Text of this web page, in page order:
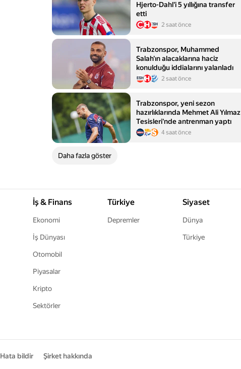
Hjerto-Dahl'i 5 yıllığına transfer
etti
2 saat önce
Trabzonspor, Muhammed
Salah'ın alacaklarına haciz
konulduğu iddialarını yalanladı
2 saat önce
Trabzonspor, yeni sezon
hazırlıklarında Mehmet Ali Yılmaz
Tesisleri'nde antrenman yaptı
4 saat önce
Daha fazla göster
İş & Finans
Ekonomi
İş Dünyası
Otomobil
Piyasalar
Kripto
Sektörler
Türkiye
Depremler
Siyaset
Dünya
Türkiye
Hata bildir Şirket hakkında